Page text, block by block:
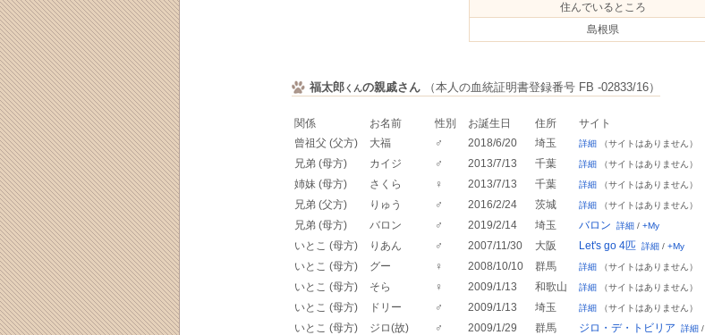
住んでいるところ
島根県
福太郎くんの親戚さん（本人の血統証明書登録番号 FB -02833/16）
関係 お名前 性別 お誕生日 住所
サイト
曾祖父 (父方)
大福 ♂ 2018/6/20 埼玉 詳細（サイトはありません）
兄弟 (母方) カイジ ♂ 2013/7/13 千葉 詳細（サイトはありません）
姉妹 (母方) さくら ♀ 2013/7/13 千葉 詳細（サイトはありません）
兄弟 (父方) りゅう ♂ 2016/2/24 茨城 詳細（サイトはありません）
兄弟 (母方) バロン ♂ 2019/2/14 埼玉 バロン 詳細/ +My
いとこ (母方) りあん ♂ 2007/11/30 大阪 Let's go 4匹 詳細/ +My
いとこ (母方) グー ♀ 2008/10/10 群馬 詳細（サイトはありません）
いとこ (母方) そら ♀ 2009/1/13 和歌山 詳細（サイトはありません）
いとこ (母方) ドリー ♂ 2009/1/13 埼玉 詳細（サイトはありません）
いとこ (母方) ジロ(故) ♂ 2009/1/29 群馬 ジロ・デ・トビリア 詳細/